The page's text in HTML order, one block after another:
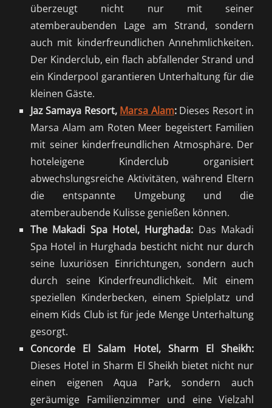
überzeugt nicht nur mit seiner
atemberaubenden Lage am Strand, sondern
auch mit kinderfreundlichen Annehmlichkeiten.
Der Kinderclub, ein flach abfallender Strand und
ein Kinderpool garantieren Unterhaltung für die
kleinen Gäste.
Jaz Samaya Resort, Marsa Alam:Dieses Resort in
Marsa Alam am Roten Meer begeistert Familien
mit seiner kinderfreundlichen Atmosphäre. Der
hoteleigene Kinderclub organisiert
abwechslungsreiche Aktivitäten, während Eltern
die entspannte Umgebung und die
atemberaubende Kulisse genießen können.
The Makadi Spa Hotel, Hurghada: Das Makadi
Spa Hotel in Hurghada besticht nicht nur durch
seine luxuriösen Einrichtungen, sondern auch
durch seine Kinderfreundlichkeit. Mit einem
speziellen Kinderbecken, einem Spielplatz und
einem Kids Club ist für jede Menge Unterhaltung
gesorgt.
Concorde El Salam Hotel, Sharm El Sheikh:
Dieses Hotel in Sharm El Sheikh bietet nicht nur
einen eigenen Aqua Park, sondern auch
geräumige Familienzimmer und eine Vielzahl